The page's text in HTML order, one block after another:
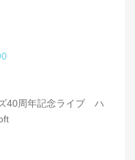
40周年記念ライブ ハ